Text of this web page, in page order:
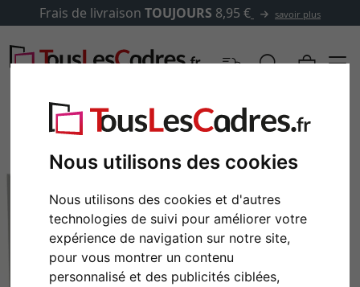
Nous utilisons des cookies
Nous utilisons des cookies et d'autres
technologies de suivi pour améliorer votre
expérience de navigation sur notre site,
pour vous montrer un contenu
personnalisé et des publicités ciblées,
Frais de livraison TOUJOURS 8,95 € savoir plus